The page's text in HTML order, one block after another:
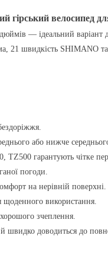
велосипед
— ідеальний варіант
, 21 швидкість SHIMANO та
або нижче
TZ500 гарантують чітке
погоди.
на нерівній поверхні.
щоденного використання.
зчеплення.
швидко доводиться до